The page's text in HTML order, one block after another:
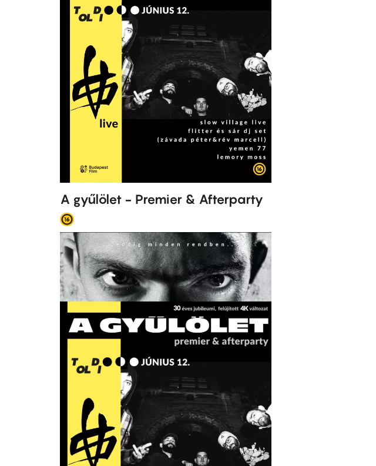
A gyűlölet - Premier & Afterparty